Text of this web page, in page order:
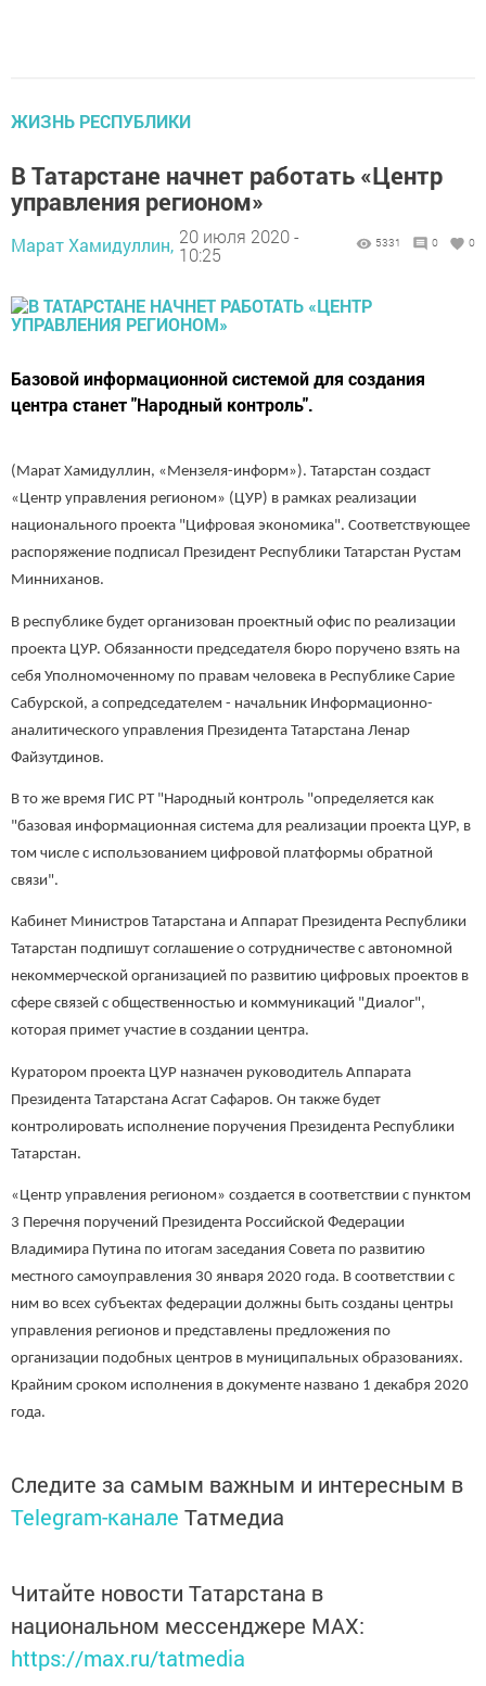
ЖИЗНЬ РЕСПУБЛИКИ
В Татарстане начнет работать «Центр
управления регионом»
Марат Хамидуллин, 20 июля 2020 -
10:25
5331 0 0
Базовой информационной системой для создания
центра станет "Народный контроль".
(Марат Хамидуллин, «Мензеля-информ»). Татарстан создаст
«Центр управления регионом» (ЦУР) в рамках реализации
национального проекта "Цифровая экономика". Соответствующее
распоряжение подписал Президент Республики Татарстан Рустам
Минниханов.
В республике будет организован проектный офис по реализации
проекта ЦУР. Обязанности председателя бюро поручено взять на
себя Уполномоченному по правам человека в Республике Сарие
Сабурской, а сопредседателем - начальник Информационно-
аналитического управления Президента Татарстана Ленар
Файзутдинов.
В то же время ГИС РТ "Народный контроль "определяется как
"базовая информационная система для реализации проекта ЦУР, в
том числе с использованием цифровой платформы обратной
связи".
Кабинет Министров Татарстана и Аппарат Президента Республики
Татарстан подпишут соглашение о сотрудничестве с автономной
некоммерческой организацией по развитию цифровых проектов в
сфере связей с общественностью и коммуникаций "Диалог",
которая примет участие в создании центра.
Куратором проекта ЦУР назначен руководитель Аппарата
Президента Татарстана Асгат Сафаров. Он также будет
контролировать исполнение поручения Президента Республики
Татарстан.
«Центр управления регионом» создается в соответствии с пунктом
3 Перечня поручений Президента Российской Федерации
Владимира Путина по итогам заседания Совета по развитию
местного самоуправления 30 января 2020 года. В соответствии с
ним во всех субъектах федерации должны быть созданы центры
управления регионов и представлены предложения по
организации подобных центров в муниципальных образованиях.
Крайним сроком исполнения в документе названо 1 декабря 2020
года.
Следите за самым важным и интересным в
Telegram-канале Татмедиа
Читайте новости Татарстана в
национальном мессенджере MАХ:
https://max.ru/tatmedia